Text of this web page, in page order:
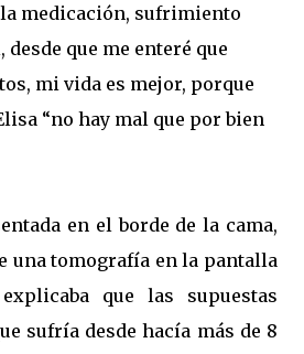
la medicación, sufrimiento
que me enteré que
mi vida es mejor, porque
“no hay mal que por bien
en el borde de la cama,
una tomografía en la pantalla
que las supuestas
sufría desde hacía más de 8